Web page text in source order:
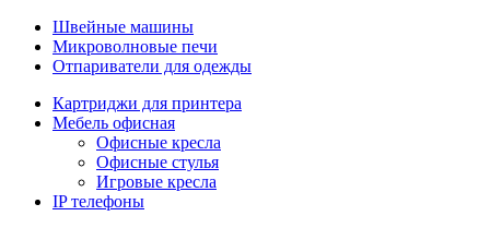
Швейные машины
Микроволновые печи
Отпариватели для одежды
Картриджи для принтера
Мебель офисная
Офисные кресла
Офисные стулья
Игровые кресла
IP телефоны